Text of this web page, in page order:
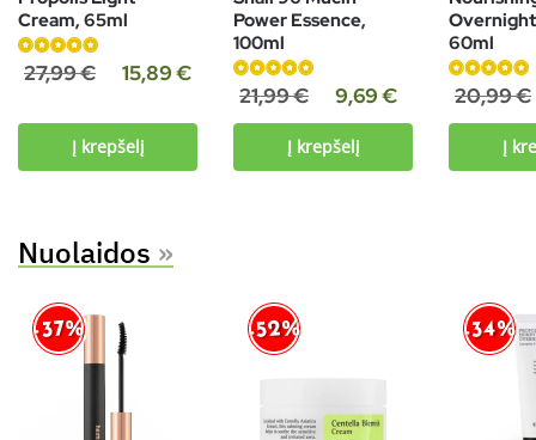
Cream, 65ml
Įvertinimas:
27,99€ 15,89€
Į krepšelį
Power Essence,
100ml
Įvertinimas:
21,99€ 9,69€
Į krepšelį
Overnight
60ml
Įvertinimas:
20,99€
Į
Nuolaidos »
-37% -52% -34%